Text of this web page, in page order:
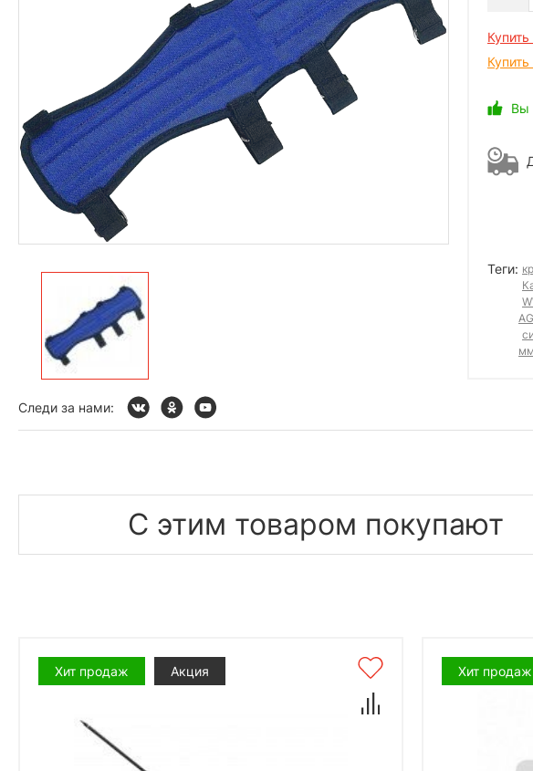
Вы
Теги:
мм
Следи за нами:
С этим товаром покупают
Хит продаж Акция Хит продаж